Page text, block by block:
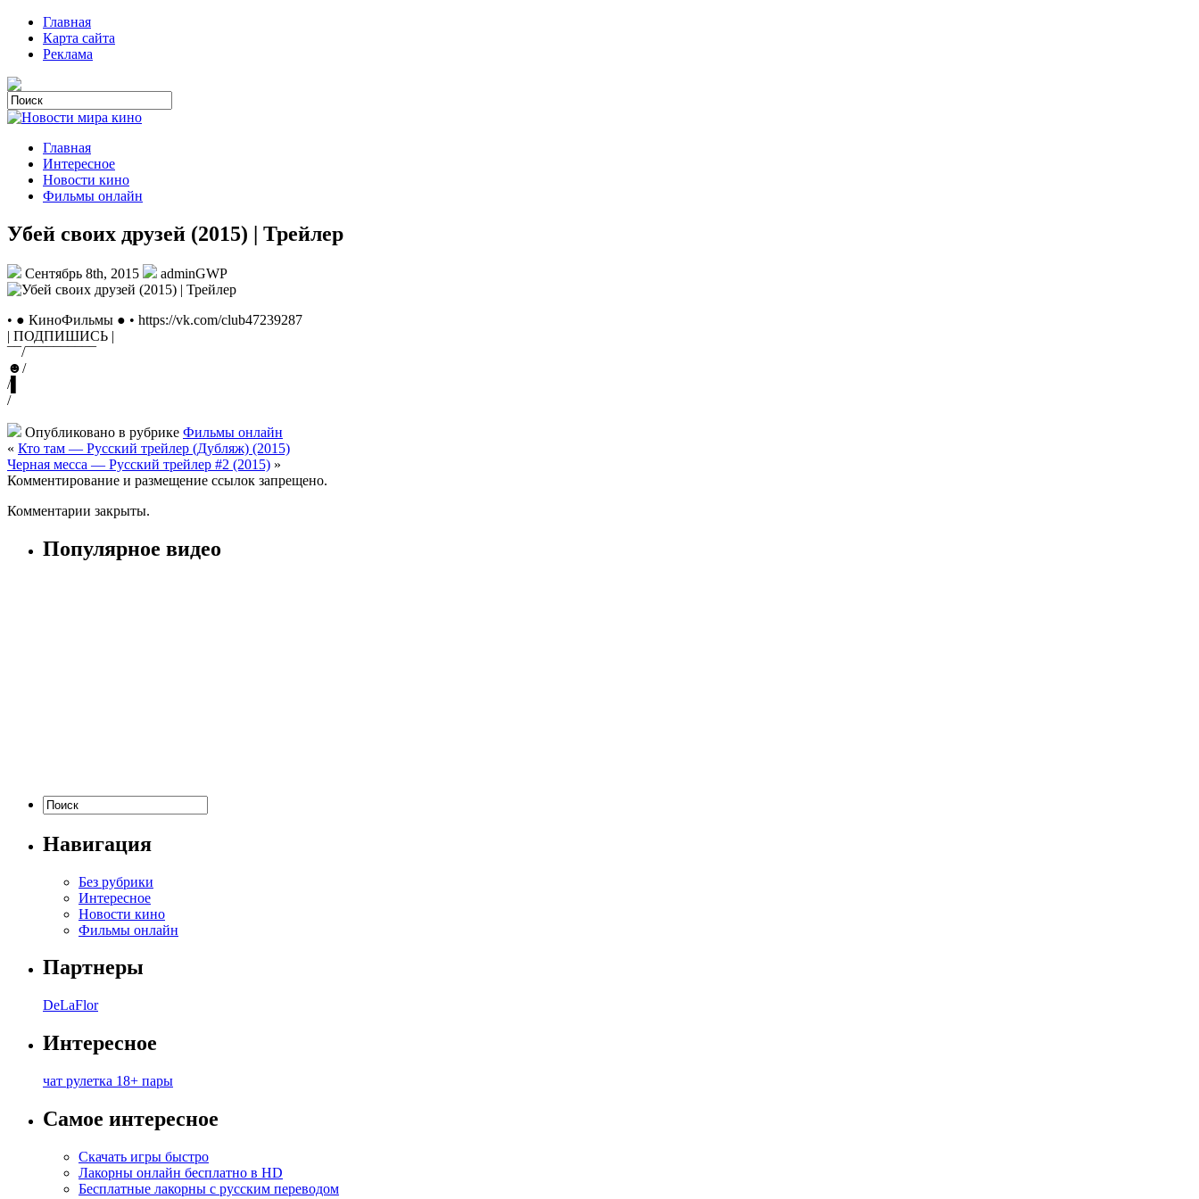
Главная
Карта сайта
Реклама
Главная
Интересное
Новости кино
Фильмы онлайн
Убей своих друзей (2015) | Трейлер
Сентябрь 8th, 2015 adminGWP
• ● КиноФильмы ● • https://vk.com/club47239287
| ПОДПИШИСЬ |
¯¯/¯¯¯¯¯¯¯¯¯¯
☻/
/▌
/
Опубликовано в рубрике Фильмы онлайн
« Кто там — Русский трейлер (Дубляж) (2015)
Черная месса — Русский трейлер #2 (2015) »
Комментирование и размещение ссылок запрещено.
Комментарии закрыты.
Популярное видео
Навигация
Без рубрики
Интересное
Новости кино
Фильмы онлайн
Партнеры
DeLaFlor
Интересное
чат рулетка 18+ пары
Самое интересное
Скачать игры быстро
Лакорны онлайн бесплатно в HD
Бесплатные лакорны с русским переводом